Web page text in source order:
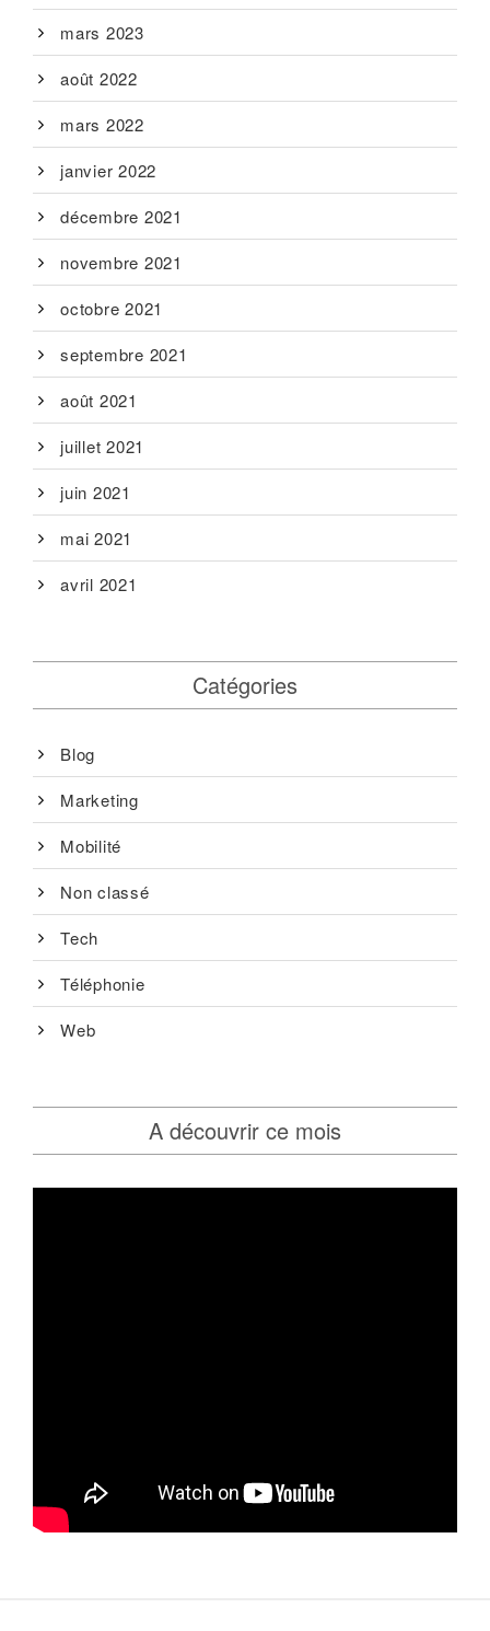
mars 2023
août 2022
mars 2022
janvier 2022
décembre 2021
novembre 2021
octobre 2021
septembre 2021
août 2021
juillet 2021
juin 2021
mai 2021
avril 2021
Catégories
Blog
Marketing
Mobilité
Non classé
Tech
Téléphonie
Web
A découvrir ce mois